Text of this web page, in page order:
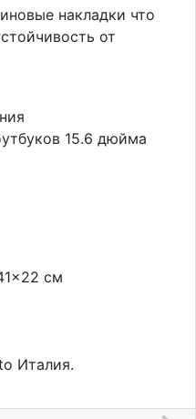
накладки что
от
15.6 дюйма
см
Италия.